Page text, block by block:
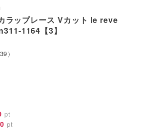
ップレース Vカット le reve
1164【3】
）
pt
pt